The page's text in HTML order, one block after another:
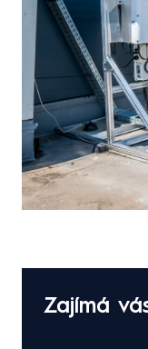
Zajímá